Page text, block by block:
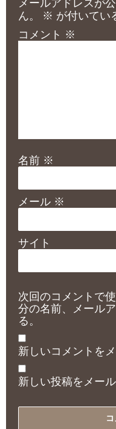
メールアドレスが
ん。
※ が付いてい
コメント ※
名前 ※
メール ※
サイト
次回のコメントで
分の名前、メール
る。
新しいコメントを
新しい投稿をメー